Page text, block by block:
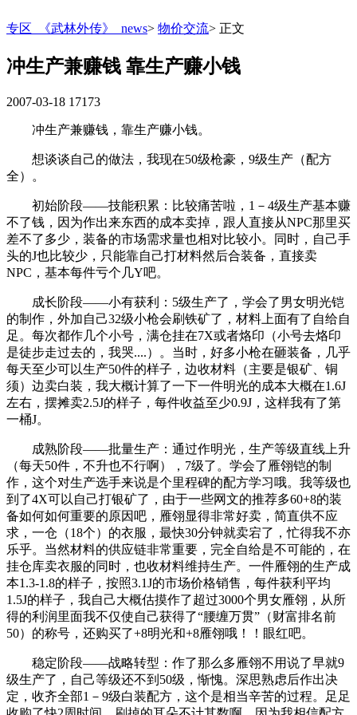
专区_《武林外传》_news> 物价交流> 正文
冲生产兼赚钱 靠生产赚小钱
2007-03-18 17173
冲生产兼赚钱，靠生产赚小钱。
想谈谈自己的做法，我现在50级枪豪，9级生产（配方
全）。
初始阶段——技能积累：比较痛苦啦，1－4级生产基本赚
不了钱，因为作出来东西的成本卖掉，跟人直接从NPC那里买
差不了多少，装备的市场需求量也相对比较小。同时，自己手
头的J也比较少，只能靠自己打材料然后合装备，直接卖
NPC，基本每件亏个几Y吧。
成长阶段——小有获利：5级生产了，学会了男女明光铠
的制作，外加自己32级小枪会刷铁矿了，材料上面有了自给自
足。每次都作几个小号，满仓挂在7X或者烙印（小号去烙印
是徒步走过去的，我哭....）。当时，好多小枪在砸装备，几乎
每天至少可以生产50件的样子，边收材料（主要是银矿、铜
须）边卖白装，我大概计算了一下一件明光的成本大概在1.6J
左右，摆摊卖2.5J的样子，每件收益至少0.9J，这样我有了第
一桶J。
成熟阶段——批量生产：通过作明光，生产等级直线上升
（每天50件，不升也不行啊），7级了。学会了雁翎铠的制
作，这个对生产选手来说是个里程碑的配方学习哦。我等级也
到了4X可以自己打银矿了，由于一些网文的推荐多60+8的装
备如何如何重要的原因吧，雁翎显得非常好卖，简直供不应
求，一仓（18个）的衣服，最快30分钟就卖宕了，忙得我不亦
乐乎。当然材料的供应链非常重要，完全自给是不可能的，在
挂仓库卖衣服的同时，也收材料维持生产。一件雁翎的生产成
本1.3-1.8的样子，按照3.1J的市场价格销售，每件获利平均
1.5J的样子，我自己大概估摸作了超过3000个男女雁翎，从所
得的利润里面我不仅使自己获得了“腰缠万贯”（财富排名前
50）的称号，还购买了+8明光和+8雁翎哦！！眼红吧。
稳定阶段——战略转型：作了那么多雁翎不用说了早就9
级生产了，自己等级还不到50级，惭愧。深思熟虑后作出决
定，收齐全部1－9级白装配方，这个是相当辛苦的过程。足足